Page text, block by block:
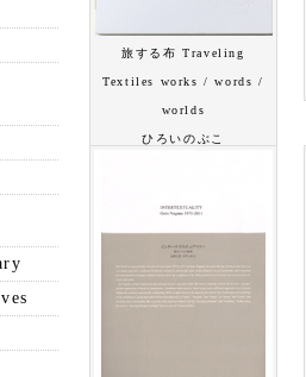
旅する布 Traveling
Textiles works / words /
worlds
ひろいのぶこ